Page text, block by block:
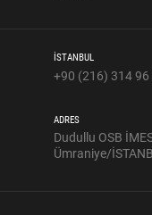
İSTANBUL
+90 (216) 314 96
ADRES
Dudullu OSB
Ümraniye/